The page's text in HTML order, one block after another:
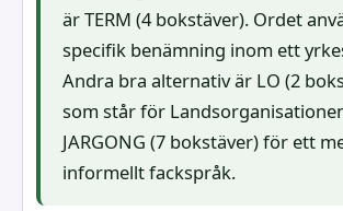
är TERM (4 bokstäver). Ordet
specifik benämning inom ett
Andra bra alternativ är LO (2
som står för
JARGONG (7 bokstäver) för ett
informellt fackspråk.